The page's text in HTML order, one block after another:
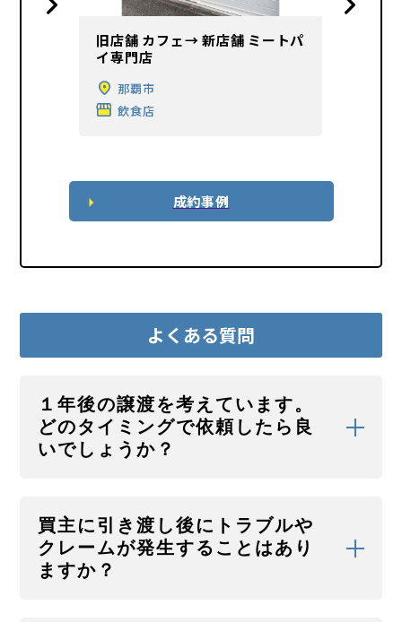
旧店舗 カフェ→ 新店舗 ミートパ
イ専門店
那覇市
飲食店
成約事例
よくある質問
１年後の譲渡を考えています。
どのタイミングで依頼したら良
いでしょうか？
渡しを希望します。
そのため、買手の募集を開始するタイミングとして
は譲渡予定日の3カ月前～6カ月前が望ましいです。
ただし、より良い条件で買手を見つけるためには、
買主に引き渡し後にトラブルや
クレームが発生することはあり
ますか？